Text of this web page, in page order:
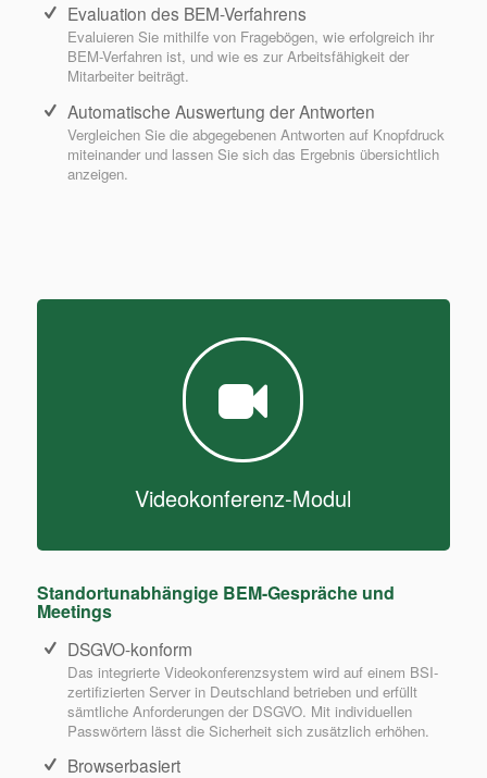
Evaluation des BEM-Verfahrens
Evaluieren Sie mithilfe von Fragebögen, wie erfolgreich ihr
BEM-Verfahren ist, und wie es zur Arbeitsfähigkeit der
Mitarbeiter beiträgt.
Automatische Auswertung der Antworten
Vergleichen Sie die abgegebenen Antworten auf Knopfdruck
miteinander und lassen Sie sich das Ergebnis übersichtlich
anzeigen.
Videokonferenz-Modul
Standortunabhängige BEM-Gespräche und
Meetings
DSGVO-konform
Das integrierte Videokonferenzsystem wird auf einem BSI-
zertifizierten Server in Deutschland betrieben und erfüllt
sämtliche Anforderungen der DSGVO. Mit individuellen
Passwörtern lässt die Sicherheit sich zusätzlich erhöhen.
Browserbasiert